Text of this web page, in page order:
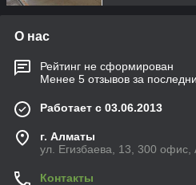
О нас
Рейтинг не сформирован
Менее 5 отзывов за
Работает с 03.06.2013
г. Алматы
ул. Егизбаева, 13, 300 офис,
Контакты